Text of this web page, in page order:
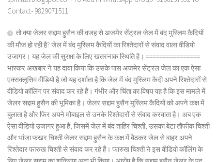
Contact- 9829071511
तो क्या जेलर सद्दाम हुसैन की वजह से अजमेर सेंट्रल जेल में बंद मुस्लिम कैदियों
की मौज हो रही है? जेल में बंद मुस्लिम कैदियों का रिश्तेदारों से संवाद वाला वीडियो
उजागर। यह जेल की सुरक्षा के लिए खतरनाक स्थिति है। ================
भास्कर अखबार ने यह दावा किया कि उसके पास अजमेर सेंट्रल जेल का एक ऐसा
एक्सक्लूसिव वीडियो है जो यह दर्शाता है कि जेल में बंद मुस्लिम कैदी अपने रिश्तेदारों से
वीडियो कॉलिंग पर संवाद कर रहे हैं। गंभीर और चिंता का विषय यह है कि इस मामले में
जेलर सद्दाम हुसैन की भूमिका है। जेलर सद्दाम हुसैन मुस्लिम कैदियों को अपने कक्ष में
बुलाता है और फिर अपने मोबाइल से उनके रिश्तेदारों से संवाद करवाता है। अब एक
ऐसा वीडियो उजागर हुआ है, जिसमें जेल में बंद ताहिर चिश्ती, उसका बेटा तौफीक चिश्ती
और भांजा फखर चिश्ती जेलर सद्दाम हुसैन के कक्ष में बैठकर जेल से बाहर अपने
रिश्तेदार फारुख चिश्ती से संवाद कर रहे हैं। फारुख चिश्ती ने इस वीडियो कॉलिंग के